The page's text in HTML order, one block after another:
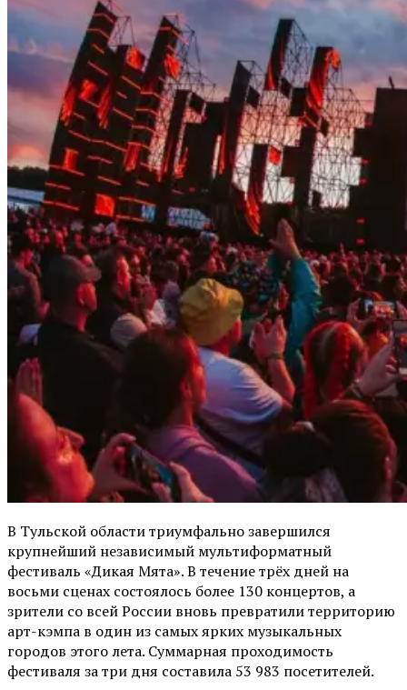
В Тульской области триумфально завершился
крупнейший независимый мультиформатный
фестиваль «Дикая Мята». В течение трёх дней на
восьми сценах состоялось более 130 концертов, а
зрители со всей России вновь превратили территорию
арт-кэмпа в один из самых ярких музыкальных
городов этого лета. Суммарная проходимость
фестиваля за три дня составила 53 983 посетителей.